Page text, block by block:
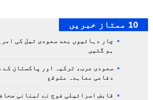
10 ممتاز خبریں
چار دہائیوں بعد سعودی تیل کی
ہو گئیں
سعودی عرب، ترکیہ اور پاکستان کے
دفاعی معاہدہ متوقع
قابض اسرائیلی فوج نے لبنانی